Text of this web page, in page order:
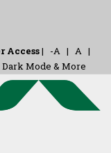
Access| -A | A |
Dark Mode & More